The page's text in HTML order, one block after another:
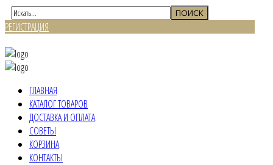
РЕГИСТРАЦИЯ
ГЛАВНАЯ
КАТАЛОГ ТОВАРОВ
ДОСТАВКА И ОПЛАТА
СОВЕТЫ
КОРЗИНА
КОНТАКТЫ